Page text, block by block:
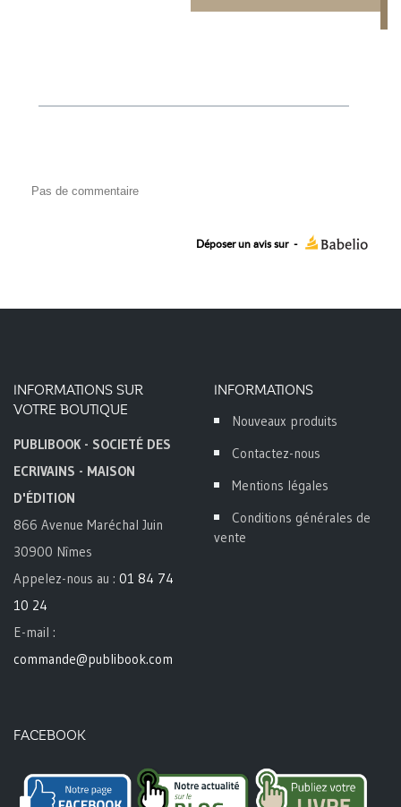
Pas de commentaire
Déposer un avis sur -
INFORMATIONS SUR
VOTRE BOUTIQUE
PUBLIBOOK - SOCIETÉ DES
ECRIVAINS - MAISON
D'ÉDITION
866 Avenue Maréchal Juin
30900 Nîmes
Appelez-nous au : 01 84 74
10 24
E-mail :
commande@publibook.com
INFORMATIONS
Nouveaux produits
Contactez-nous
Mentions légales
Conditions générales de
vente
FACEBOOK